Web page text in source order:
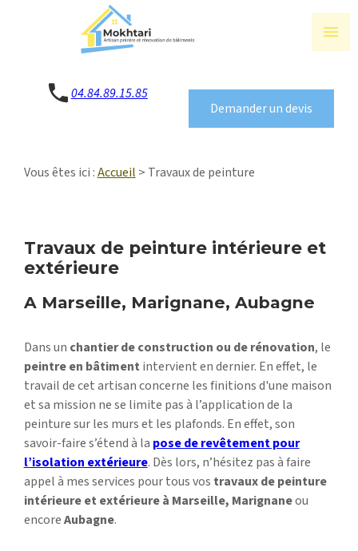
menu
04.84.89.15.85
Demander un devis
Vous êtes ici :Accueil > Travaux de peinture
Travaux de peinture intérieure et
extérieure
A Marseille, Marignane, Aubagne
Dans un chantier de construction ou de rénovation, le
peintre en bâtiment intervient en dernier. En effet, le
travail de cet artisan concerne les finitions d'une maison
et sa mission ne se limite pas à l’application de la
peinture sur les murs et les plafonds. En effet, son
savoir-faire s’étend à la pose de revêtement pour
l’isolation extérieure. Dès lors, n’hésitez pas à faire
appel à mes services pour tous vos travaux de peinture
intérieure et extérieure à Marseille, Marignaneou
encoreAubagne.
Panneau de gestion des cookies